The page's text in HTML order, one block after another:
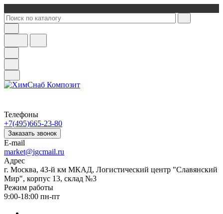
Телефоны
+7(495)665-23-80
Заказать звонок
E-mail
market@igcmail.ru
Адрес
г. Москва, 43-й км МКАД, Логистический центр "Славянский
Мир", корпус 13, склад №3
Режим работы
9:00-18:00 пн-пт